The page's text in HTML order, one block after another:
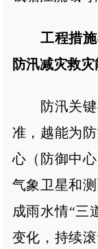
工程措施
防汛减灾救灾
防汛关键
准，越能为
心（防御中
气象卫星和
成雨水情“三
变化，持续